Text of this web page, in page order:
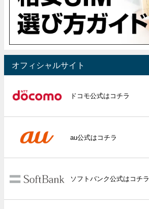
オフィシャルサイト
ドコモ公式はコチラ
au公式はコチラ
ソフトバンク公式はコチラ